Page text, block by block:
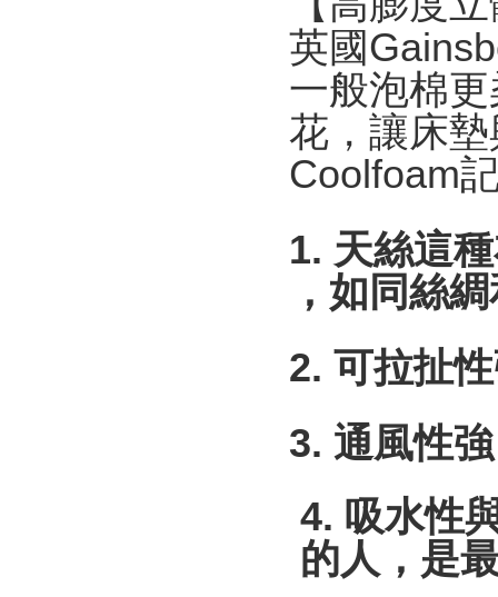
英國
一般泡棉
花，讓床
Coolfoam
1. 天絲這
，如同絲
2. 可拉扯
3. 通風性
4. 吸水性
的人，是